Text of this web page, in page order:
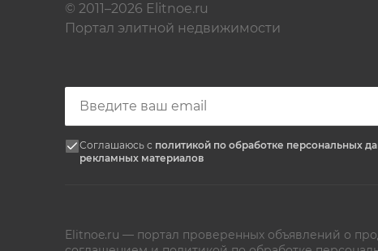
© 2011–2026 Elitnoe.ru
Портал элитной недвижимости
Соглашаюсь с политикой по обработке персональных
рекламных материалов
Elitnoe.ru — портал проверенных объявлений о